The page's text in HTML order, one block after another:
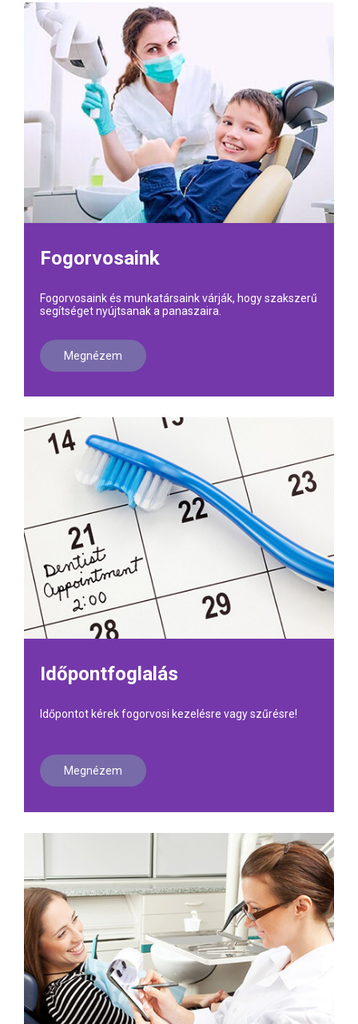
Fogorvosaink
Fogorvosaink és munkatársaink várják, hogy szakszerű
segítséget nyújtsanak a panaszaira.
Megnézem
Időpontfoglalás
Időpontot kérek fogorvosi kezelésre vagy szűrésre!
Megnézem